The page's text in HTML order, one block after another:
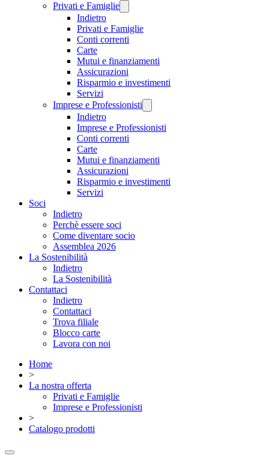
Privati e Famiglie
Indietro
Privati e Famiglie
Conti correnti
Carte
Mutui e finanziamenti
Assicurazioni
Risparmio e investimenti
Servizi
Imprese e Professionisti
Indietro
Imprese e Professionisti
Conti correnti
Carte
Mutui e finanziamenti
Assicurazioni
Risparmio e investimenti
Servizi
Soci
Indietro
Perchè essere soci
Come diventare socio
Assemblea 2026
La Sostenibilità
Indietro
La Sostenibilità
Contattaci
Indietro
Contattaci
Trova filiale
Blocco carte
Lavora con noi
Home
>
La nostra offerta
Privati e Famiglie
Imprese e Professionisti
>
Catalogo prodotti